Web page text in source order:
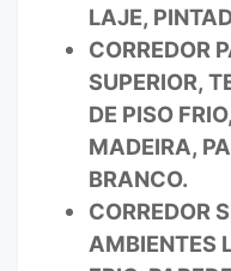
LAJE,
CORREDOR
SUPERIOR,
DE PISO
MADEIRA,
BRANCO.
CORREDOR
AMBIENTES